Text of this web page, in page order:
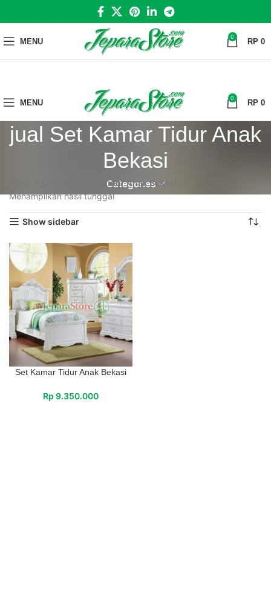
MENU 0 RP 0
MENU 0 RP 0
jual Set Kamar Tidur Anak
Bekasi
Categories
jual Set Kamar Tidur Anak Bekasi
Menampilkan hasil tunggal
Show sidebar
Set Kamar Tidur Anak Bekasi
Rp 9.350.000